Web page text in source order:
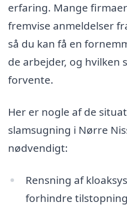
erfaring. Mange
fremvise anmeldelser
så du kan få en
de arbejder, og hvilken
forvente.
Her er nogle af de
slamsugning i Nørre
nødvendigt:
Rensning af
forhindre